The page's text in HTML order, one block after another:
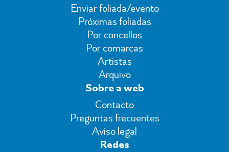
Enviar foliada/evento
Próximas foliadas
Por concellos
Por comarcas
Artistas
Arquivo
Sobre a web
Contacto
Preguntas frecuentes
Aviso legal
Redes